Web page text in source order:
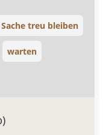
treu bleiben
warten